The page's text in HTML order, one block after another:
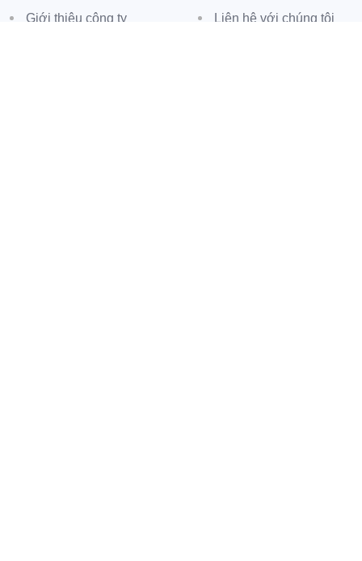
Giới thiệu công ty Liên hệ với chúng tôi